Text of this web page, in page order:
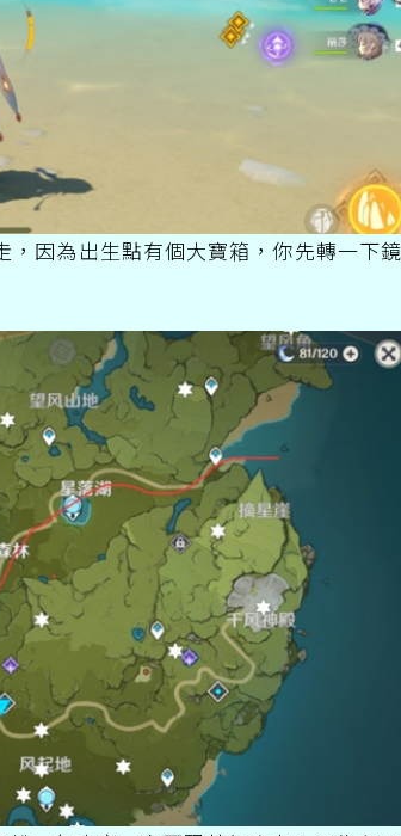
因為出生點有個大寶箱，你先轉一下